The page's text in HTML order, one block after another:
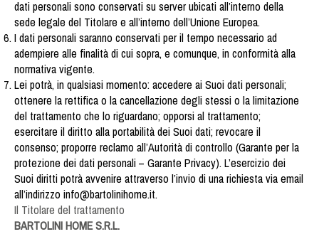
dati personali sono conservati su server ubicati all’interno della
sede legale del Titolare e all’interno dell’Unione Europea.
I dati personali saranno conservati per il tempo necessario ad
adempiere alle finalità di cui sopra, e comunque, in conformità alla
normativa vigente.
Lei potrà, in qualsiasi momento: accedere ai Suoi dati personali;
ottenere la rettifica o la cancellazione degli stessi o la limitazione
del trattamento che lo riguardano; opporsi al trattamento;
esercitare il diritto alla portabilità dei Suoi dati; revocare il
consenso; proporre reclamo all’Autorità di controllo (Garante per la
protezione dei dati personali – Garante Privacy). L’esercizio dei
Suoi diritti potrà avvenire attraverso l’invio di una richiesta via email
all’indirizzo info@bartolinihome.it.
Il Titolare del trattamento
BARTOLINI HOME S.R.L.